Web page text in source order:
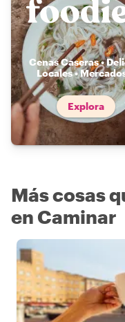
Cenas Caseras •
Locales •
Explora
Más cosas
en Caminar